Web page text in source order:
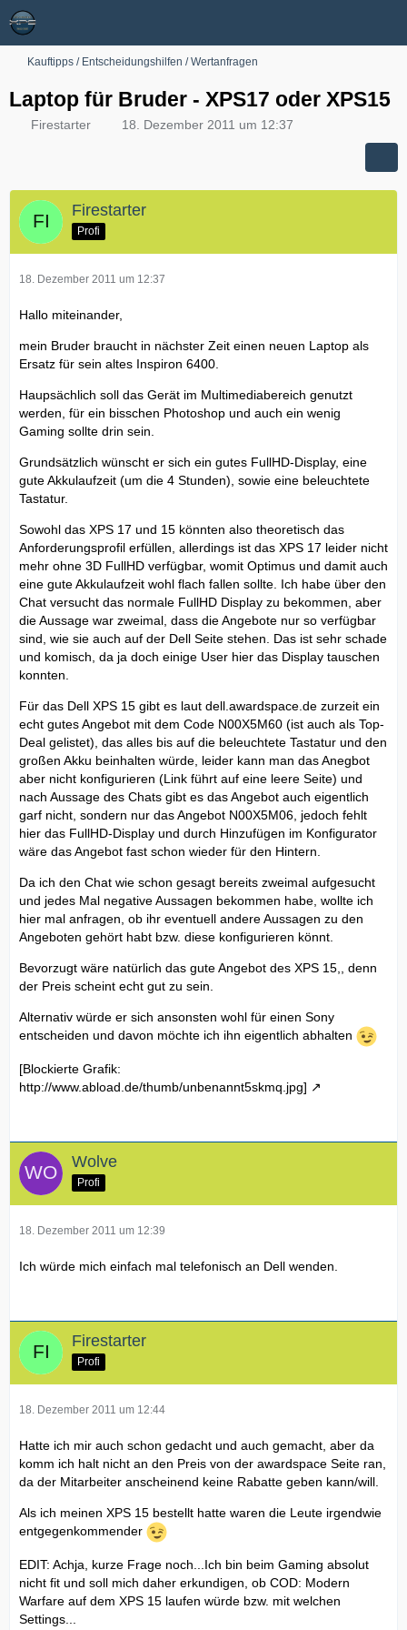
Kauftipps / Entscheidungshilfen / Wertanfragen
Laptop für Bruder - XPS17 oder XPS15
Firestarter 18. Dezember 2011 um 12:37
Firestarter
Profi
18. Dezember 2011 um 12:37
Hallo miteinander,
mein Bruder braucht in nächster Zeit einen neuen Laptop als
Ersatz für sein altes Inspiron 6400.
Haupsächlich soll das Gerät im Multimediabereich genutzt
werden, für ein bisschen Photoshop und auch ein wenig
Gaming sollte drin sein.
Grundsätzlich wünscht er sich ein gutes FullHD-Display, eine
gute Akkulaufzeit (um die 4 Stunden), sowie eine beleuchtete
Tastatur.
Sowohl das XPS 17 und 15 könnten also theoretisch das
Anforderungsprofil erfüllen, allerdings ist das XPS 17 leider nicht
mehr ohne 3D FullHD verfügbar, womit Optimus und damit auch
eine gute Akkulaufzeit wohl flach fallen sollte. Ich habe über den
Chat versucht das normale FullHD Display zu bekommen, aber
die Aussage war zweimal, dass die Angebote nur so verfügbar
sind, wie sie auch auf der Dell Seite stehen. Das ist sehr schade
und komisch, da ja doch einige User hier das Display tauschen
konnten.
Für das Dell XPS 15 gibt es laut dell.awardspace.de zurzeit ein
echt gutes Angebot mit dem Code N00X5M60 (ist auch als Top-
Deal gelistet), das alles bis auf die beleuchtete Tastatur und den
großen Akku beinhalten würde, leider kann man das Anegbot
aber nicht konfigurieren (Link führt auf eine leere Seite) und
nach Aussage des Chats gibt es das Angebot auch eigentlich
garf nicht, sondern nur das Angebot N00X5M06, jedoch fehlt
hier das FullHD-Display und durch Hinzufügen im Konfigurator
wäre das Angebot fast schon wieder für den Hintern.
Da ich den Chat wie schon gesagt bereits zweimal aufgesucht
und jedes Mal negative Aussagen bekommen habe, wollte ich
hier mal anfragen, ob ihr eventuell andere Aussagen zu den
Angeboten gehört habt bzw. diese konfigurieren könnt.
Bevorzugt wäre natürlich das gute Angebot des XPS 15,, denn
der Preis scheint echt gut zu sein.
Alternativ würde er sich ansonsten wohl für einen Sony
entscheiden und davon möchte ich ihn eigentlich abhalten
[Blockierte Grafik:
http://www.abload.de/thumb/unbenannt5skmq.jpg]
Wolve
Profi
18. Dezember 2011 um 12:39
Ich würde mich einfach mal telefonisch an Dell wenden.
Firestarter
Profi
18. Dezember 2011 um 12:44
Hatte ich mir auch schon gedacht und auch gemacht, aber da
komm ich halt nicht an den Preis von der awardspace Seite ran,
da der Mitarbeiter anscheinend keine Rabatte geben kann/will.
Als ich meinen XPS 15 bestellt hatte waren die Leute irgendwie
entgegenkommender
EDIT: Achja, kurze Frage noch...Ich bin beim Gaming absolut
nicht fit und soll mich daher erkundigen, ob COD: Modern
Warfare auf dem XPS 15 laufen würde bzw. mit welchen
Settings...